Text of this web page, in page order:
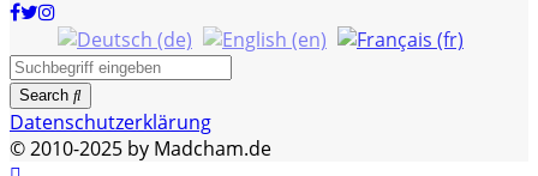
Search
Datenschutzerklärung
© 2010-2025 by Madcham.de